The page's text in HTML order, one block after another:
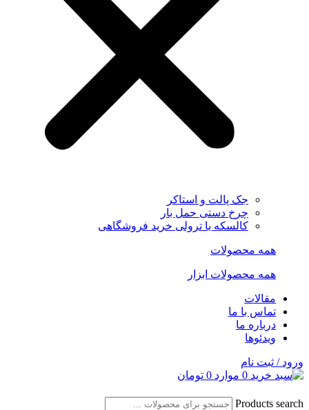
جک پالت و استاکر
چرخ دستی حمل بار
کالسکه یا ترولی خرید فروشگاهی
همه محصولات
همه محصولات ابزار
مقالات
تماس با ما
درباره ما
ویدئوها
ورود / ثبت نام
0 موارد 0 تومان
Products search